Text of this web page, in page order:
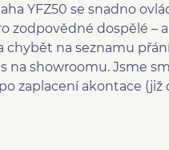
YFZ50 se snadno
zodpovědné dospělé –
na seznamu
na showroomu. Jsme
zaplacení akontace (již